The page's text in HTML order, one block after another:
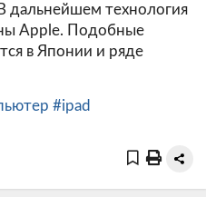
дальнейшем технология
Apple. Подобные
в Японии и ряде
#ipad